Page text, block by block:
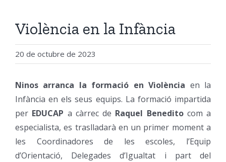
Violència en la Infància
20 de octubre de 2023
Ninos arranca la formació en Violència en la
Infància en els seus equips. La formació impartida
per EDUCAP a càrrec de Raquel Beneditocom a
especialista, es traslladarà en un primer moment a
les Coordinadores de les escoles, l’Equip
d’Orientació, Delegades d’Igualtat i part del